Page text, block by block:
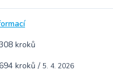
kroků
kroků / 5. 4. 2026